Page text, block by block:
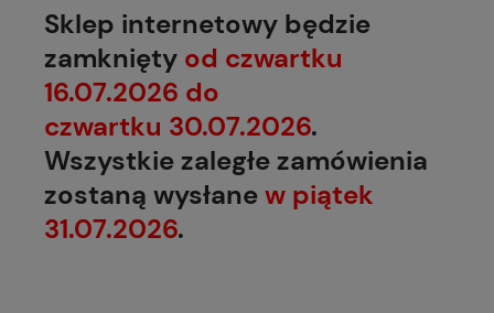
Sklep internetowy będzie
zamknięty od czwartku
16.07.2026 do
czwartku 30.07.2026.
Wszystkie zaległe zamówienia
zostaną wysłanew piątek
31.07.2026.